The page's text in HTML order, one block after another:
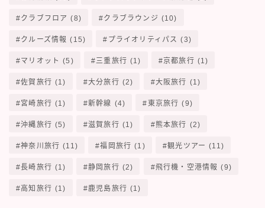
クラブフロア (8) クラブラウンジ (10)
クルーズ情報 (15) プライオリティパス (3)
マリオット (5) 三重旅行 (1) 京都旅行 (1)
佐賀旅行 (1) 大分旅行 (2) 大阪旅行 (1)
宮崎旅行 (1) 新幹線 (4) 東京旅行 (9)
沖縄旅行 (5) 滋賀旅行 (1) 熊本旅行 (2)
神奈川旅行 (11) 福岡旅行 (1) 観光ツアー (11)
長崎旅行 (1) 静岡旅行 (2) 飛行機・空港情報 (9)
高知旅行 (1) 鹿児島旅行 (1)